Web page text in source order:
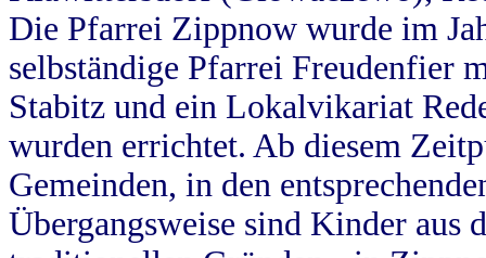
Die Pfarrei Zippnow wurde im
selbständige Pfarrei Freudenfier
Stabitz und ein Lokalvikariat
wurden errichtet. Ab diesem
Gemeinden, in den
Übergangsweise sind Kinder aus